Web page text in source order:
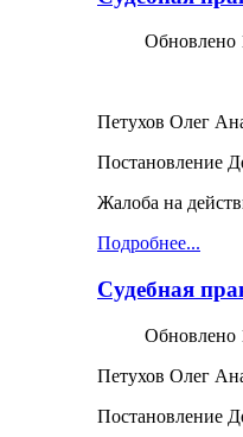
Обновлено
Петухов Олег
Постановление
Жалоба на
Подробнее...
Судебная
Обновлено
Петухов Олег
Постановление